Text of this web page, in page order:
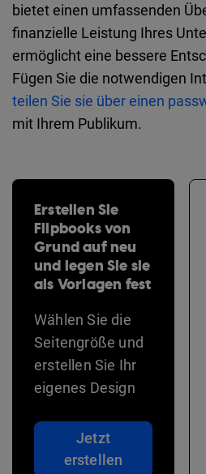
bietet einen umfassenden
finanzielle Leistung Ihres
ermöglicht eine bessere
Fügen Sie die notwendigen
teilen Sie sie über einen
mit Ihrem Publikum.
Erstellen Sie
Flipbooks von
Grund auf neu
und legen Sie sie
als Vorlagen fest
Wählen Sie die
Seitengröße und
erstellen Sie Ihr
eigenes Design
Jetzt
erstellen